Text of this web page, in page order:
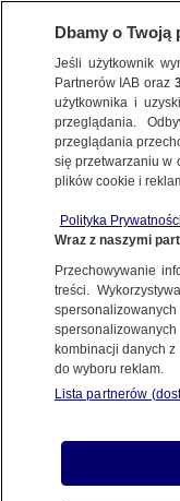
ŚWIAT
20.09.2017, 19:00
Udostępnij
Dbamy o Twoją
Jeśli użytkownik
Partnerów IAB oraz
użytkownika i
przeglądania.
przeglądania
się przetwarzaniu w
plików cookie i
Polityka Prywatności
Wraz z naszymi
Przechowywanie
treści.
kombinacji danych
do wyboru reklam.
Lista partnerów